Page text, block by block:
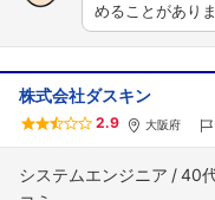
めることがあり
株式会社ダスキン
2.9 大阪府
システムエンジニア 40